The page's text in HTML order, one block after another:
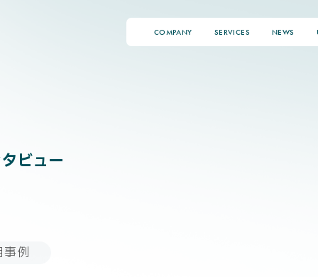
COMPANY SERVICES NEWS
ビュー
例